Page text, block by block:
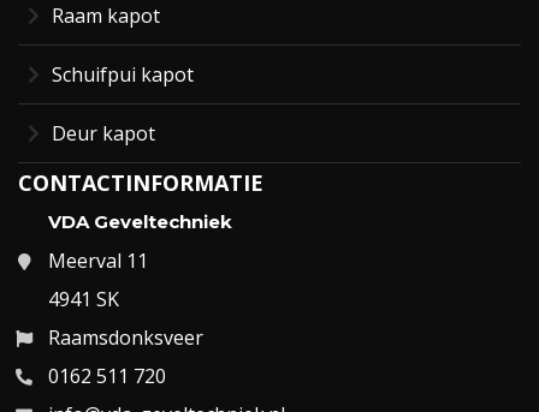
Raam kapot
Schuifpui kapot
Deur kapot
CONTACTINFORMATIE
VDA Geveltechniek
Meerval 11
4941 SK
Raamsdonksveer
0162 511 720